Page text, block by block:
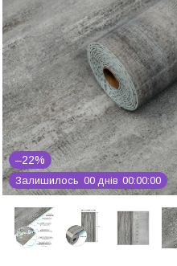
–22%
Залишилось 00 днів 00 00 00